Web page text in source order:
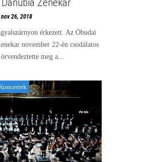
Zenekar
nov 26, 2018
érkezett Az Óbudai
november 22-én csodálatos
örvendeztette meg a...